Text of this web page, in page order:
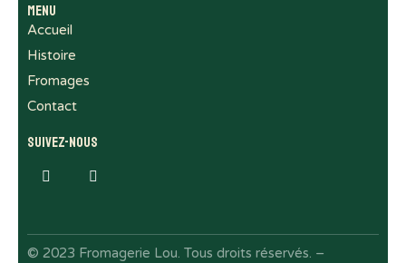
Menu
Accueil
Histoire
Fromages
Contact
Suivez-nous
© 2023 Fromagerie Lou. Tous droits réservés. –